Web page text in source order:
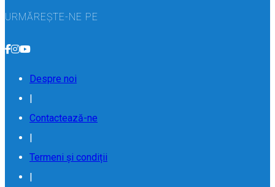
URMĂREȘTE-NE PE
Despre noi
|
Contactează-ne
|
Termeni și condiții
|